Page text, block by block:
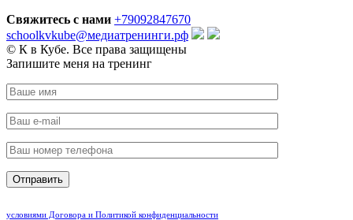
Свяжитесь с нами +79092847670
schoolkvkube@медиатренинги.рф
© К в Кубе. Все права защищены
Запишите меня на тренинг
условиями Договора и Политикой конфиденциальности